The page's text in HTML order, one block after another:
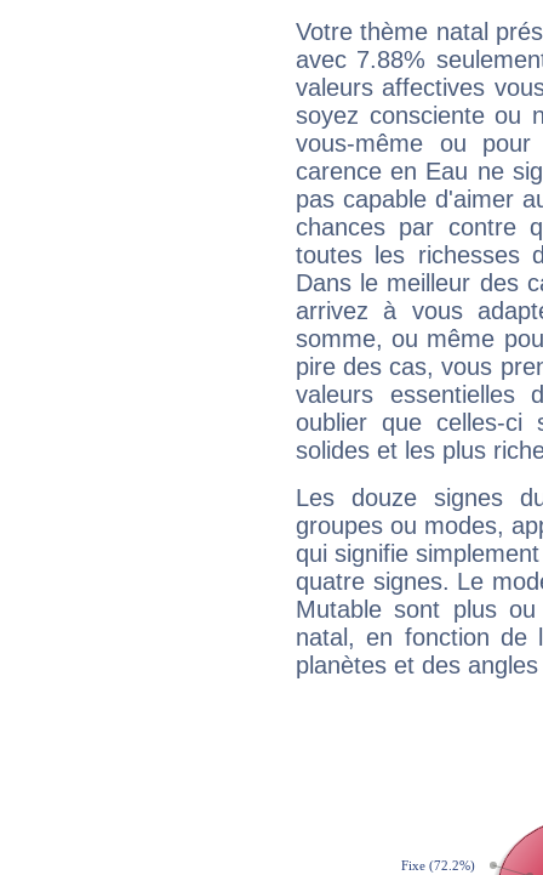
Votre thème natal
avec 7.88%
valeurs affectives
soyez consciente ou
vous-même ou
carence en Eau ne
pas capable d'aimer
chances par contre
toutes les richesses
Dans le meilleur des
arrivez à vous
somme, ou même
pire des cas, vous
valeurs
oublier que celles-
solides et les plus
Les douze signes
groupes ou modes,
qui signifie
quatre signes. Le
Mutable sont plus
natal, en fonction de
planètes et des